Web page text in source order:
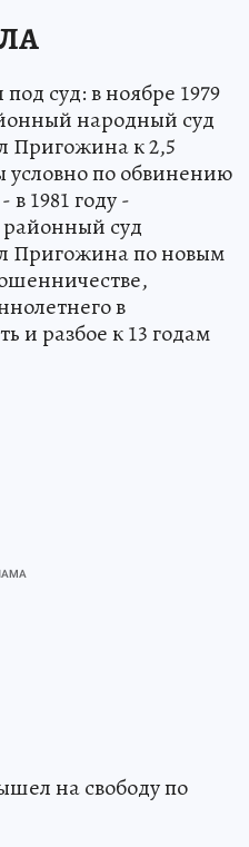
суд: в ноябре 1979
народный суд
Пригожина к 2,5
по обвинению
в 1981 году -
суд
Пригожина по новым
в
и разбое к 13 годам
на свободу по